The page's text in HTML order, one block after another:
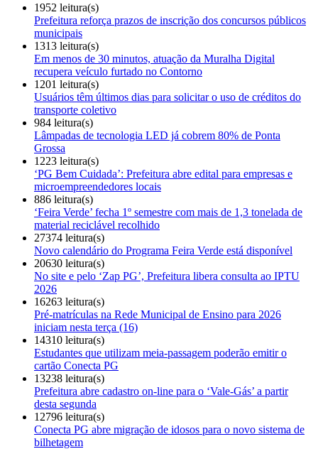
1952 leitura(s)
Prefeitura reforça prazos de inscrição dos concursos públicos
municipais
1313 leitura(s)
Em menos de 30 minutos, atuação da Muralha Digital
recupera veículo furtado no Contorno
1201 leitura(s)
Usuários têm últimos dias para solicitar o uso de créditos do
transporte coletivo
984 leitura(s)
Lâmpadas de tecnologia LED já cobrem 80% de Ponta
Grossa
1223 leitura(s)
‘PG Bem Cuidada’: Prefeitura abre edital para empresas e
microempreendedores locais
886 leitura(s)
‘Feira Verde’ fecha 1º semestre com mais de 1,3 tonelada de
material reciclável recolhido
27374 leitura(s)
Novo calendário do Programa Feira Verde está disponível
20630 leitura(s)
No site e pelo ‘Zap PG’, Prefeitura libera consulta ao IPTU
2026
16263 leitura(s)
Pré-matrículas na Rede Municipal de Ensino para 2026
iniciam nesta terça (16)
14310 leitura(s)
Estudantes que utilizam meia-passagem poderão emitir o
cartão Conecta PG
13238 leitura(s)
Prefeitura abre cadastro on-line para o ‘Vale-Gás’ a partir
desta segunda
12796 leitura(s)
Conecta PG abre migração de idosos para o novo sistema de
bilhetagem